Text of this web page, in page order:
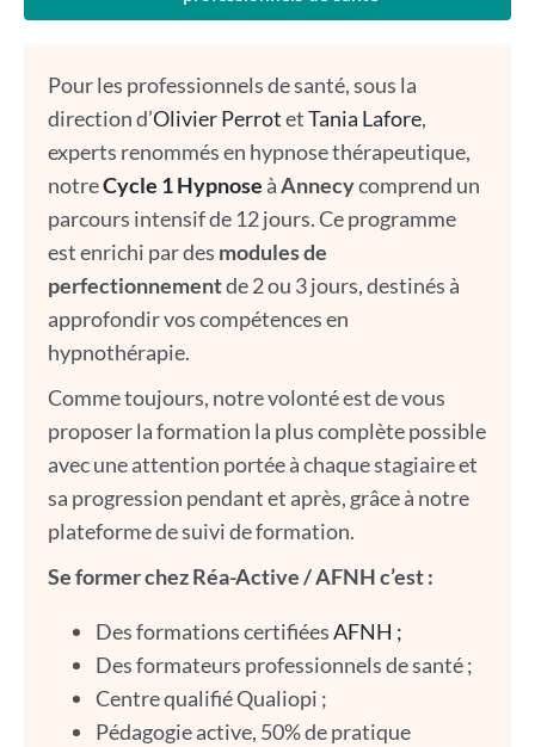
Pour les professionnels de santé, sous la
direction d’Olivier PerrotetTania Lafore,
experts renommés en hypnose thérapeutique,
notreCycle 1 Hypnose àAnnecycomprend un
parcours intensif de 12 jours. Ce programme
est enrichi par des modules de
perfectionnementde 2 ou 3 jours, destinés à
approfondir vos compétences en
hypnothérapie.
Comme toujours, notre volonté est de vous
proposer la formation la plus complète possible
avec une attention portée à chaque stagiaire et
sa progression pendant et après, grâce à notre
plateforme de suivi de formation.
Se former chez Réa-Active / AFNH c’est :
Des formations certifiéesAFNH ;
Des formateurs professionnels de santé ;
Centre qualifié Qualiopi ;
Pédagogie active, 50% de pratique